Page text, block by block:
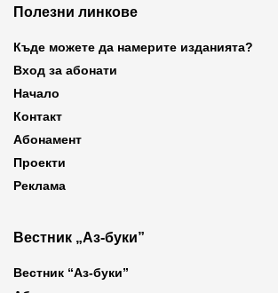
Полезни линкове
Къде можете да намерите изданията?
Вход за абонати
Начало
Контакт
Абонамент
Проекти
Реклама
Вестник „Аз-буки”
Вестник “Аз-буки”